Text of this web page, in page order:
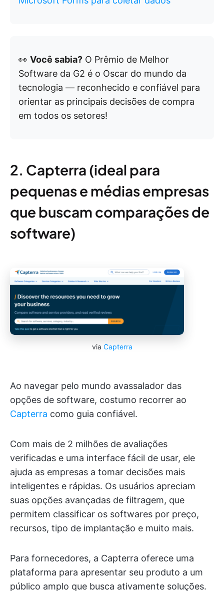
👀 Você sabia? O Prêmio de Melhor
Software da G2 é o Oscar do mundo da
tecnologia — reconhecido e confiável para
orientar as principais decisões de compra
em todos os setores!
2. Capterra (ideal para
pequenas e médias empresas
que buscam comparações de
software)
via Capterra
Ao navegar pelo mundo avassalador das
opções de software, costumo recorrer ao
Capterra como guia confiável.
Com mais de 2 milhões de avaliações
verificadas e uma interface fácil de usar, ele
ajuda as empresas a tomar decisões mais
inteligentes e rápidas. Os usuários apreciam
suas opções avançadas de filtragem, que
permitem classificar os softwares por preço,
recursos, tipo de implantação e muito mais.
Para fornecedores, a Capterra oferece uma
plataforma para apresentar seu produto a um
público amplo que busca ativamente soluções.